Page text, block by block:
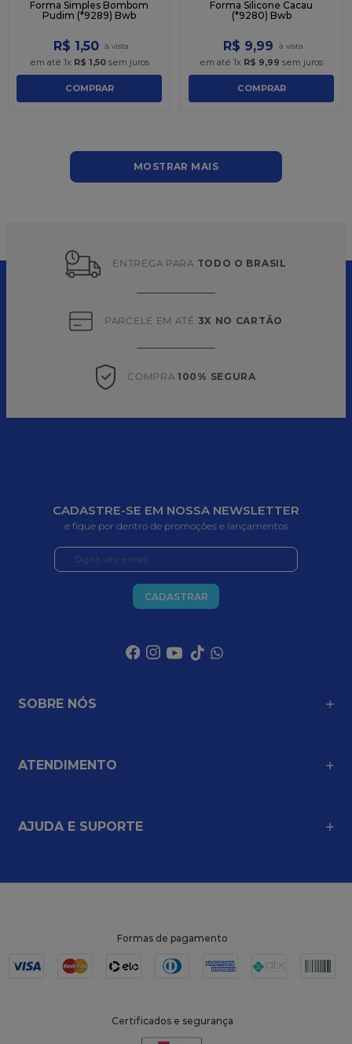
Forma Simples Bombom
Pudim (*9289) Bwb
R$ 1,50
em até 1x R$ 1,50sem juros
COMPRAR
Forma Silicone Cacau
(*9280) Bwb
R$ 9,99
em até 1x R$ 9,99 sem juros
COMPRAR
MOSTRAR MAIS
ENTREGA PARA TODO O BRASIL
PARCELE EM ATÉ 3X NO CARTÃO
COMPRA 100% SEGURA
CADASTRE-SE EM NOSSA NEWSLETTER
e fique por dentro de promoções e lançamentos
CADASTRAR
SOBRE NÓS
ATENDIMENTO
AJUDA E SUPORTE
Formas de pagamento
Certificados e segurança